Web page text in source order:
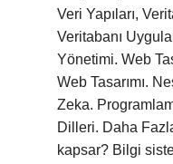
Veri Yapıları,
Veritabanı
Yönetimi. Web
Web Tasarımı.
Zeka.
Dilleri. Daha
kapsar? Bilgi